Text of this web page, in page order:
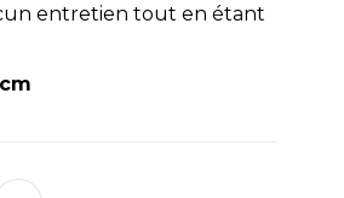
entretien tout en étant